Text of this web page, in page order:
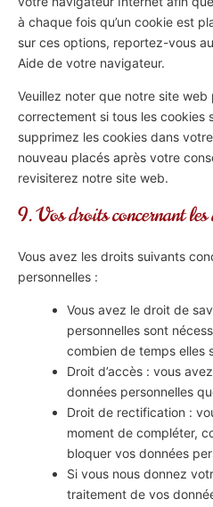
à chaque fois qu’un cookie est
sur ces options, reportez-vous
Aide de votre navigateur.
Veuillez noter que notre site
correctement si tous les cookies
supprimez les cookies dans
nouveau placés après votre
revisiterez notre site web.
9. Vos droits concernant les
Vous avez les droits suivants
personnelles :
Vous avez le droit de
personnelles sont
combien de temps elles
Droit d’accès : vous
données personnelles
Droit de rectification :
moment de compléter,
bloquer vos données
Si vous nous donnez
traitement de vos